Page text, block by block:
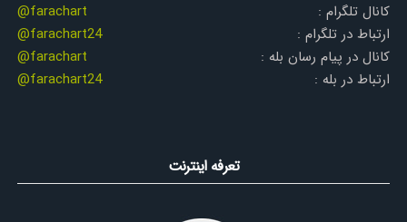
کانال تلگرام :
@farachart
ارتباط در تلگرام :
@farachart24
کانال در پیام رسان بله :
@farachart
ارتباط در بله :
@farachart24
تعرفه اینترنت